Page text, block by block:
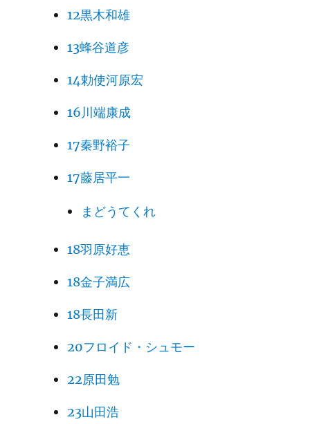
12黒木和雄
13蜂谷道彦
14勅使河原宏
16川端康成
17秦野裕子
17藤居平一
まどうてくれ
18羽原好恵
18金子満広
18長田新
20フロイド・シュモー
22原田勉
23山田浩